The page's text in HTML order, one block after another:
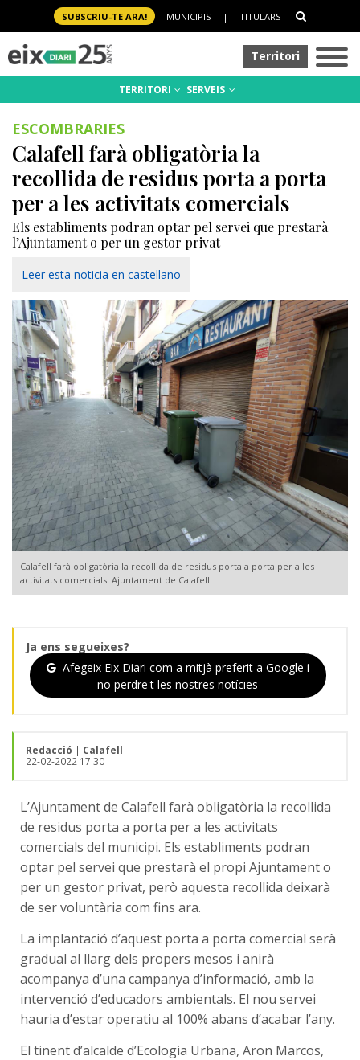
SUBSCRIU-TE ARA! MUNICIPIS | TITULARS
Territori
TERRITORI SERVEIS
ESCOMBRARIES
Calafell farà obligatòria la
recollida de residus porta a porta
per a les activitats comercials
Els establiments podran optar pel servei que prestarà
l’Ajuntament o per un gestor privat
Leer esta noticia en castellano
Calafell farà obligatòria la recollida de residus porta a porta per a les
activitats comercials. Ajuntament de Calafell
Ja ens segueixes?
Afegeix Eix Diari com a mitjà preferit a Google i
no perdre't les nostres notícies
Redacció | Calafell
22-02-2022 17:30
L’Ajuntament de Calafell farà obligatòria la recollida
de residus porta a porta per a les activitats
comercials del municipi. Els establiments podran
optar pel servei que prestarà el propi Ajuntament o
per un gestor privat, però aquesta recollida deixarà
de ser voluntària com fins ara.
La implantació d’aquest porta a porta comercial serà
gradual al llarg dels propers mesos i anirà
acompanya d’una campanya d’informació, amb la
intervenció d’educadors ambientals. El nou servei
hauria d’estar operatiu al 100% abans d’acabar l’any.
El tinent d’alcalde d’Ecologia Urbana, Aron Marcos,